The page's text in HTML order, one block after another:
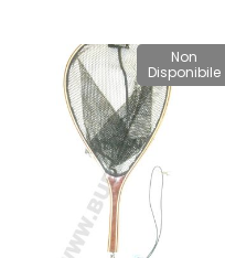
Non
Disponibile